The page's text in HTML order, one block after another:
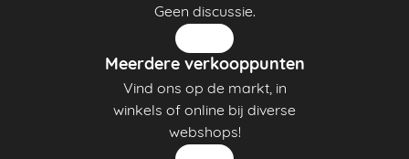
Geen discussie.
Meerdere verkooppunten
Vind ons op de markt, in
winkels of online bij diverse
webshops!